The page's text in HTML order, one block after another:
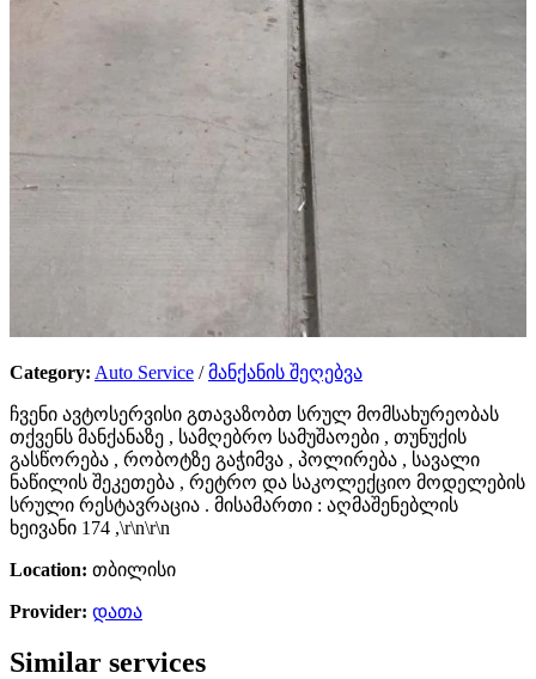
Category: Auto Service /მანქანის შეღებვა
ჩვენი ავტოსერვისი გთავაზობთ სრულ მომსახურეობას
თქვენს მანქანაზე , სამღებრო სამუშაოები , თუნუქის
გასწორება , რობოტზე გაჭიმვა , პოლირება , სავალი
ნაწილის შეკეთება , რეტრო და საკოლექციო მოდელების
სრული რესტავრაცია . მისამართი : აღმაშენებლის
ხეივანი 174 ,\r\n\r\n
Location: თბილისი
Provider: დათა
Similar services